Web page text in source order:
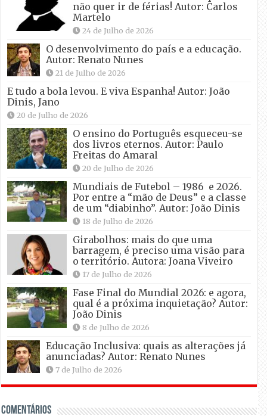
não quer ir de férias! Autor: Carlos
Martelo
24 de Julho de 2026
O desenvolvimento do país e a educação.
Autor: Renato Nunes
21 de Julho de 2026
E tudo a bola levou. E viva Espanha! Autor: João
Dinis, Jano
20 de Julho de 2026
O ensino do Português esqueceu-se
dos livros eternos. Autor: Paulo
Freitas do Amaral
20 de Julho de 2026
Mundiais de Futebol – 1986 e 2026.
Por entre a “mão de Deus” e a classe
de um “diabinho”. Autor: João Dinis
18 de Julho de 2026
Girabolhos: mais do que uma
barragem, é preciso uma visão para
o território. Autora: Joana Viveiro
17 de Julho de 2026
Fase Final do Mundial 2026: e agora,
qual é a próxima inquietação? Autor:
João Dinis
8 de Julho de 2026
Educação Inclusiva: quais as alterações já
anunciadas? Autor: Renato Nunes
7 de Julho de 2026
Comentários